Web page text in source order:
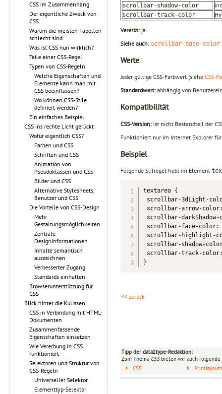
CSS im Zusammenhang
Der eigentliche Zweck von
CSS
Warum die meisten Tabellen
schlecht sind
Was ist CSS nun wirklich?
Teile einer CSS-Regel
Typen von CSS-Regeln
Welche Eigenschaften und
Elemente kann man mit
CSS beeinflussen?
Wo können CSS-Stile
definiert werden?
Ein einfaches Beispiel
CSS ins rechte Licht gerückt
Wofür eigentlich CSS?
Farben und CSS
Schriften und CSS
Animation von
Pseudoklassen und CSS
Bilder und CSS
Alternative Stylesheets,
Benutzer und CSS
Die Vorteile von CSS-Design
Mehr
Gestaltungsmöglichkeiten
Zentrale
Designinformationen
Inhalte semantisch
auszeichnen
Verbesserter Zugang
Standards einhalten
Browserunterstützung für
CSS
Blick hinter die Kulissen
CSS in Verbindung mit HTML-
Dokumenten
Zusammenfassende
Eigenschaften einsetzen
Wie Vererbung in CSS
funktioniert
Selektoren und Struktur von
CSS-Regeln
Universeller Selektor
Elementtyp-Selektor
scrollbar-shadow-color
scrollbar-track-color
Vererbt: ja
Siehe auch: scrollbar-base-color
Werte
Jeder gültige CSS-Farbwert (siehe CSS-
Standardwert: abhängig von
Kompatibilität
CSS-Version: ist nicht Bestandteil der
Funktioniert nur im Internet Explorer
Beispiel
Folgende Stilregel hebt im Element
textarea {
scrollbar-3dLight-
scrollbar-arrow-
scrollbar-
scrollbar-face-color:
scrollbar-highlight-
scrollbar-shadow-
scrollbar-track-
}
<< zurück
Tipp der data2type-Redaktion:
Zum Thema CSSbieten wir auch folgende
CSS